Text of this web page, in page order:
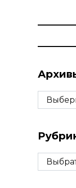
Архивы
Рубрики